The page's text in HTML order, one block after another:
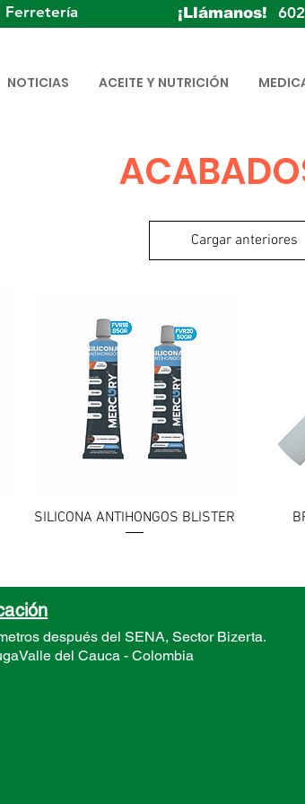
¡Llámanos!
Ferretería
NOTICIAS ACEITE Y NUTRICIÓN
Cargar anteriores
Vista rápida
SILICONA ANTIHONGOS BLISTER
después del SENA, Sector Bizerta.
Valle del Cauca - Colombia